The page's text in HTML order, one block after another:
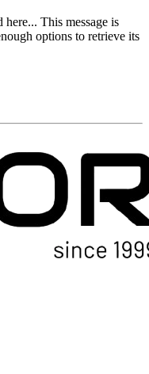
This message is
options to retrieve its